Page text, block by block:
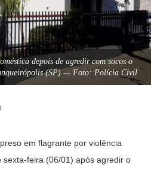
depois de agredir com socos o
(SP) — Foto: Polícia Civil
em flagrante por violência
feira (06/01) após agredir o